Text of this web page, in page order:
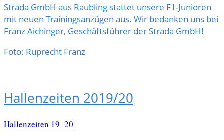
Strada GmbH aus Raubling stattet unsere F1-Junioren
mit neuen Trainingsanzügen aus. Wir bedanken uns bei
Franz Aichinger, Geschäftsführer der Strada GmbH!
Foto: Ruprecht Franz
Hallenzeiten 2019/20
Hallenzeiten 19_20